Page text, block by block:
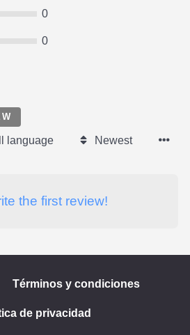
0
0
language Newest
the first review!
Términos y condiciones
de privacidad